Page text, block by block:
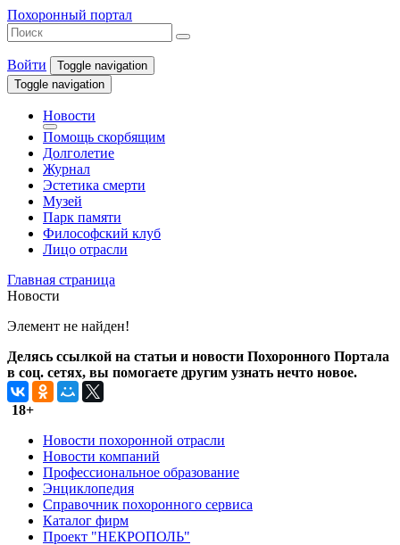
Похоронный портал
Войти
Toggle navigation
Toggle navigation
Новости
Помощь скорбящим
Долголетие
Журнал
Эстетика смерти
Музей
Парк памяти
Философский клуб
Лицо отрасли
Главная страница
Новости
Элемент не найден!
Делясь ссылкой на статьи и новости Похоронного Портала
в соц. сетях, вы помогаете другим узнать нечто новое.
18+
Новости похоронной отрасли
Новости компаний
Профессиональное образование
Энциклопедия
Справочник похоронного сервиса
Каталог фирм
Проект "НЕКРОПОЛЬ"